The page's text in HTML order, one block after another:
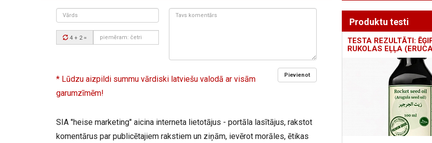
Vārds
Drošības
kods:
4 + 2=
Tavs
Pievienot
* Lūdzu aizpildi summu vārdiski latviešu valodā ar visām
garumzīmēm!
SIA "heise marketing" aicina interneta lietotājus - portāla lasītājus, rakstot
komentārus par publicētajiem rakstiem un ziņām, ievērot morāles, ētikas
Produktu testi
TESTA REZULTĀTI:
RUKOLAS EĻĻA